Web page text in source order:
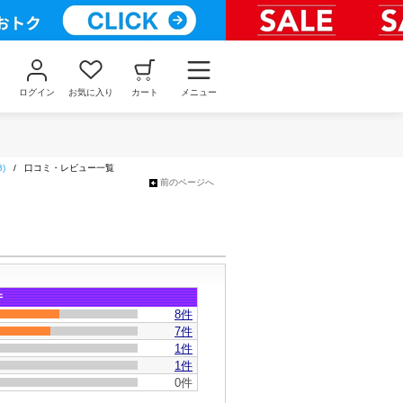
ログイン お気に入り カート メニュー
/ 口コミ・レビュー一覧
前のページへ
8件
7件
1件
1件
0件